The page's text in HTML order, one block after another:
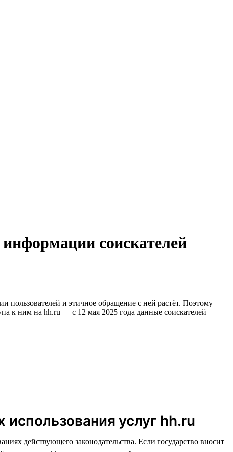
соискателей
пользователей и этичное обращение с ней растёт. Поэтому
к ним на hh.ru — с 12 мая 2025 года данные соискателей
услуг hh.ru
действующего законодательства. Если государство вносит